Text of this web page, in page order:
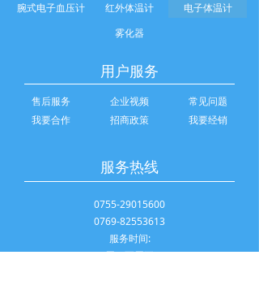
腕式电子血压计
红外体温计
电子体温计
雾化器
用户服务
售后服务 企业视频
常见问题
我要合作
招商政策 我要经销
服务热线
0755-29015600
0769-82553613
服务时间:
周一至周五